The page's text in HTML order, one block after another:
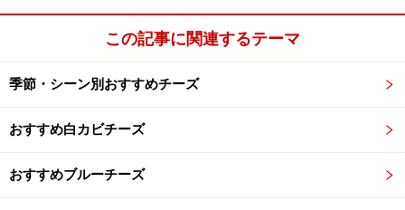
つくした果てに食べたくなるチーズです。
食感は、冷蔵庫から出したばかりだったり、熟成が若い
ときは、もっちりとした弾力があります。冷蔵庫から出
してしばらくおくと、熟成具合にもよりますが、 とろり
とした食感になります。熟成が進むと、形を保てなくて
ズフォンデュのように口の中でとろけます。
この記事に関連するテーマ
季節・シーン別おすすめチーズ
おすすめ白カビチーズ
おすすめブルーチーズ